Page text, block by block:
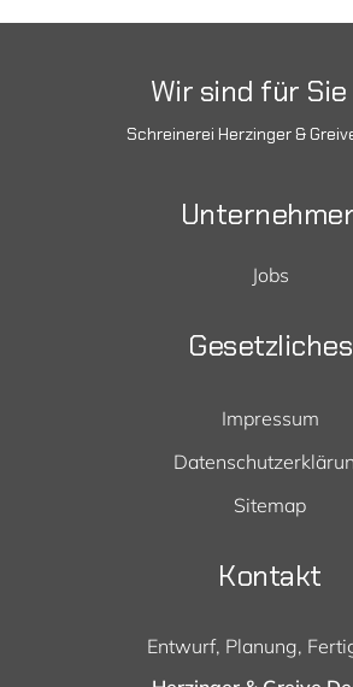
Wir sind für Sie
Schreinerei Herzinger &
Jobs
Gesetzliches
Impressum
Sitemap
Kontakt
Entwurf, Planung,